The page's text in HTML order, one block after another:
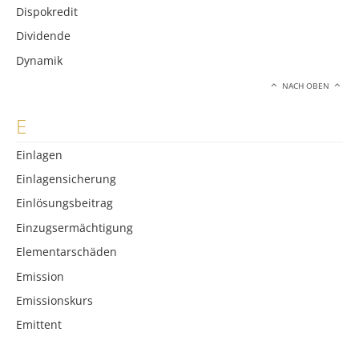
Dispokredit
Dividende
Dynamik
NACH OBEN
E
Einlagen
Einlagensicherung
Einlösungsbeitrag
Einzugsermächtigung
Elementarschäden
Emission
Emissionskurs
Emittent